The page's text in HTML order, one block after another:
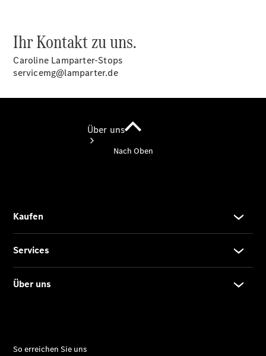
Über uns
Kontakt
Ihr Kontakt zu uns.
Caroline Lamparter-Stops
servicemg@lamparter.de